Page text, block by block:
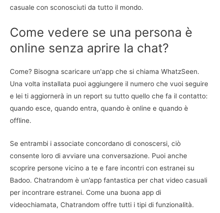
casuale con sconosciuti da tutto il mondo.
Come vedere se una persona è
online senza aprire la chat?
Come? Bisogna scaricare un'app che si chiama WhatzSeen.
Una volta installata puoi aggiungere il numero che vuoi seguire
e lei ti aggiornerà in un report su tutto quello che fa il contatto:
quando esce, quando entra, quando è online e quando è
offline.
Se entrambi i associate concordano di conoscersi, ciò
consente loro di avviare una conversazione. Puoi anche
scoprire persone vicino a te e fare incontri con estranei su
Badoo. Chatrandom è un’app fantastica per chat video casuali
per incontrare estranei. Come una buona app di
videochiamata, Chatrandom offre tutti i tipi di funzionalità.